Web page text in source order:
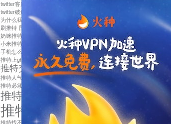
twitter客服
twitter破解版下载
为什么我推特无法保存设置
作者sana推特是什么
刷推特 国内为什么不能用twitter 国内能用twitter吗
奶咪推特
如何找回推特密码
小米推特闪退是怎么回事 怎么看推特上的视频
手机怎么注册推特账号
推特devil
推特上ghs的女博主
推特交友软件app下载
推特人气萌货小蔡头喵喵喵 推特实名制
推特必须用外网吗
推特怎么取消关联手机号
推特怎么看敏感内容苹果
推特找不到账号 推特注册必须要手机号